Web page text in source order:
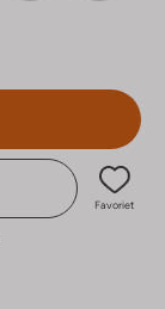
Favoriet